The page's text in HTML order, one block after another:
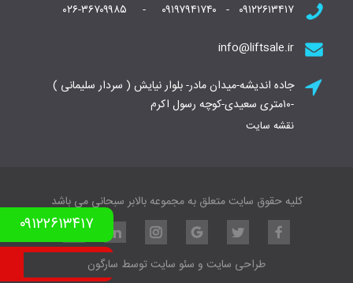
۰۹۱۲۲۶۱۳۴۱۷ - ۰۹۱۹۷۹۴۱۷۴۰ - ۰۲۶-۳۶۷۰۹۹۸۵
info@liftsale.ir
جاده اندیشه-میدان مادر- بلوار نیایش ( سردار سلیمانی )
-۱۰متری سعیدی-کوچه رسول اکرم
نقشه سایت
۰۹۱۲۲۶۱۳۴۱۷
نمونه کار بالابر
کلیه حقوق سایت متعلق به مجموعه بالابر سبحانی می باشد
طراحی سایت و سئو سایت توسط سارگون